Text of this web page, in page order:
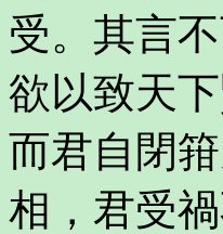
受。其言
欲以致天
而君自閉
相，君受